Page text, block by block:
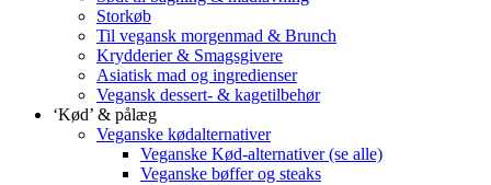
Storkøb
Til vegansk morgenmad & Brunch
Krydderier & Smagsgivere
Asiatisk mad og ingredienser
Vegansk dessert- & kagetilbehør
‘Kød’ & pålæg
Veganske kødalternativer
Veganske Kød-alternativer (se alle)
Veganske bøffer og steaks